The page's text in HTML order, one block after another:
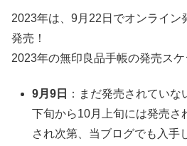
2023年は、9月22日でオンライン
発売！
2023年の無印良品手帳の発売ス
9月9日
：まだ発売されていな
下旬から10月上旬には発売さ
され次第、当ブログでも入手